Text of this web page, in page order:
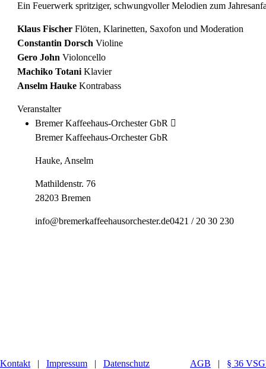
Ein Feuerwerk spritziger, schwungvoller Melodien zum
Klaus Fischer Flöten, Klarinetten, Saxofon und Moderation
Constantin Dorsch Violine
Gero John Violoncello
Machiko Totani Klavier
Anselm Hauke Kontrabass
Veranstalter
Bremer Kaffeehaus-Orchester GbR
Bremer Kaffeehaus-Orchester GbR
Hauke, Anselm
Mathildenstr. 76
28203 Bremen
info@bremerkaffeehausorchester.de0421 / 20 30 230
Kontakt | Impressum | Datenschutz AGB | § 36